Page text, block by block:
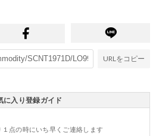
URLをコピー
に入り登録ガイド
点の時にいち早くご連絡します